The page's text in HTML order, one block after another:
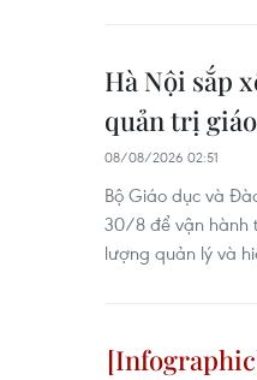
Hà Nội sắp
quản trị
08/08/2026 02:51
Bộ Giáo dục và
30/8 để vận hành
lượng quản lý và